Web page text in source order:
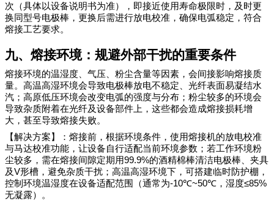
次（具体以设备说明书为准），即接近使用寿命极限时，及时更
换同型号电极棒，更换后需进行放电校准，确保电弧稳定，符合
熔接工艺要求。
九、熔接环境：规避外部干扰的重要条件
熔接环境的温湿度、气压、粉尘含量等因素，会间接影响熔接质
量。高温高湿环境会导致电极棒放电不稳定、光纤表面易凝结水
汽；高原低压环境会改变电弧的强度与分布；粉尘较多的环境会
导致杂质附着在光纤及设备部件上，这些都会造成熔接损耗增
大，甚至导致熔接失败。
【解决方案】：熔接前，根据环境条件，使用熔接机的放电校准
与马达校准功能，让设备自行适配当前环境参数；若工作环境粉
尘较多，需在熔接间隙定期用99.9%的酒精棉棒清洁电极棒、夹具
及V形槽，避免杂质干扰；高温高湿环境下，可搭建临时防护棚，
控制环境温湿度在设备适配范围（通常为-10℃~50℃ ，湿度≤85%
无凝露）。